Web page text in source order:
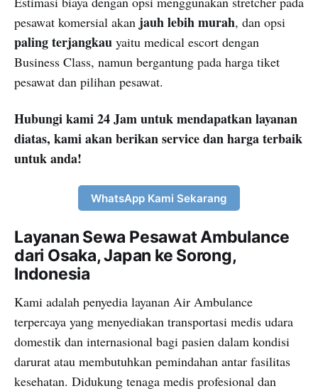
pesawat komersial akan jauh lebih murah, dan opsi
paling terjangkau yaitu medical escort dengan
Business Class, namun bergantung pada harga tiket
pesawat dan pilihan pesawat.
Hubungi kami 24 Jam untuk mendapatkan layanan
diatas, kami akan berikan service dan harga terbaik
untuk anda!
WhatsApp Kami Sekarang
Layanan Sewa Pesawat Ambulance
dari Osaka, Japan ke Sorong,
Indonesia
Kami adalah penyedia layanan Air Ambulance
terpercaya yang menyediakan transportasi medis udara
domestik dan internasional bagi pasien dalam kondisi
darurat atau membutuhkan pemindahan antar fasilitas
kesehatan. Didukung tenaga medis profesional dan